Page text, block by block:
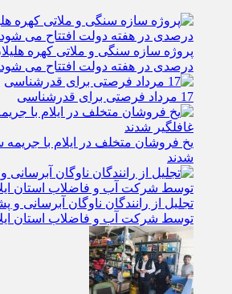
درصدی در هفته دولت افتتاح می شود
17 مرداد فرصتی برای قدرشناسی
یخ‌ فروشان متخلف در ایلام با جریمه
شدند
توسط شرکت آب و فاضلاب استان